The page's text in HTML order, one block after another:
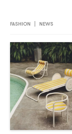
FASHION NEWS